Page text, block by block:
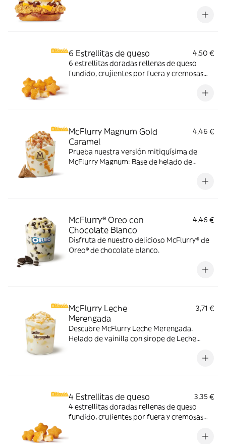
harina de trigo con copos de patata. ¡Sabor
6 Estrellitas de queso
4,50 €
6 estrellitas doradas rellenas de queso
fundido, crujientes por fuera y cremosas
McFlurry Magnum Gold
Caramel
4,46 €
Prueba nuestra versión mitiquísima de
McFlurry Magnum: Base de helado de
Topping triturado de galleta con perlas y
McFlurry® Oreo con
Chocolate Blanco
4,46 €
Disfruta de nuestro delicioso McFlurry® de
Oreo® de chocolate blanco.
McFlurry Leche
Merengada
3,71 €
Descubre McFlurry Leche Merengada.
Helado de vainilla con sirope de Leche
ahora y no te quedes sin tus mitiquísimos
4 Estrellitas de queso
3,35 €
4 estrellitas doradas rellenas de queso
fundido, crujientes por fuera y cremosas